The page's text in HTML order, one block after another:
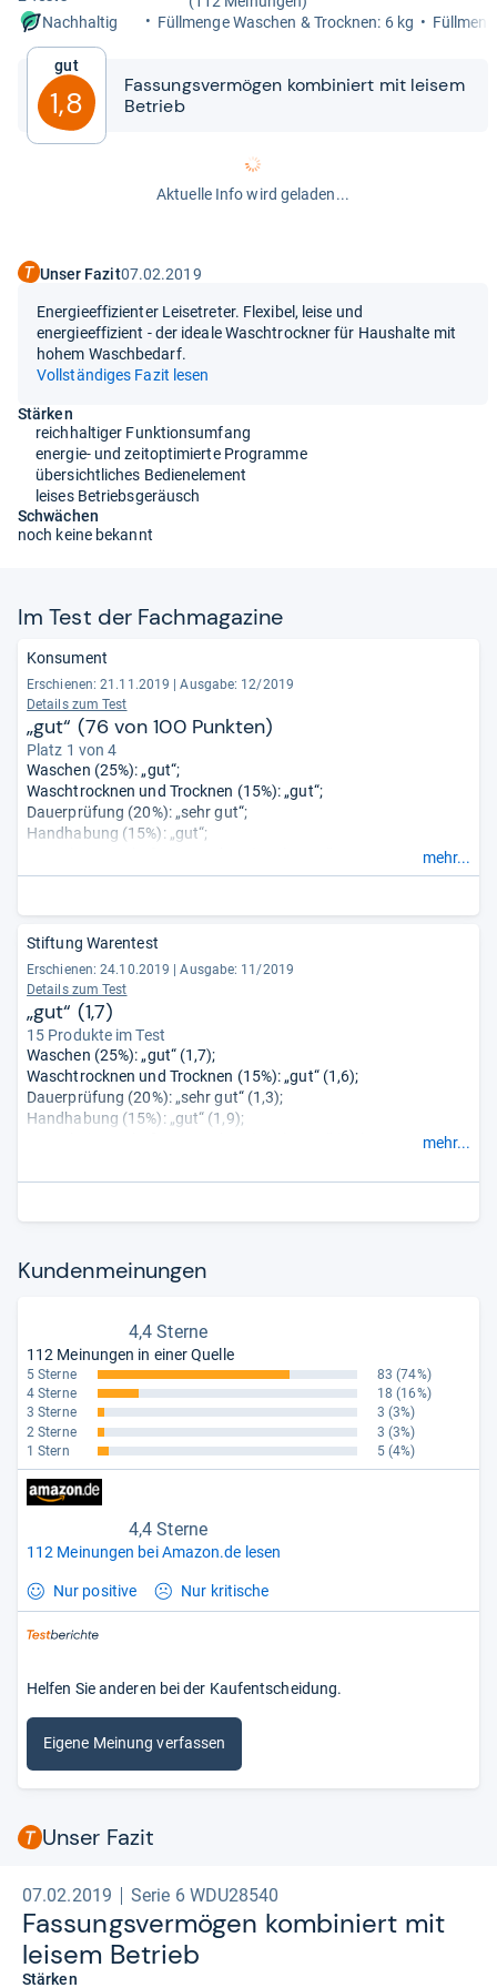
Nachhaltig
Füll­menge Waschen & Trock­nen: 6 kg
Gut
1,8
Fas­sungs­ver­mö­gen kom­bi­niert mit lei­sem
Betrieb
Aktuelle Info wird geladen...
Unser Fazit07.02.2019
Energieeffizienter Leisetreter. Flexibel, leise und
energieeffizient - der ideale Waschtrockner für Haushalte mit
hohem Waschbedarf.
Vollständiges Fazit lesen
Stärken
reichhaltiger Funktionsumfang
energie- und zeitoptimierte Programme
übersichtliches Bedienelement
leises Betriebsgeräusch
Schwächen
noch keine bekannt
Im Test der Fach­ma­ga­zine
Konsument
Erschienen: 21.11.2019
Ausgabe: 12/2019
Details zum Test
„gut“ (76 von 100 Punkten)
Platz 1 von 4
Waschen (25%): „gut“;
Waschtrocknen und Trocknen (15%): „gut“;
Dauerprüfung (20%): „sehr gut“;
Handhabung (15%): „gut“;
Umwelteigenschaften Waschtrocknen/Trocknen (5%):
Schutz vor Wasserschäden (10%): „sehr gut“.
mehr...
Stiftung Warentest
Erschienen: 24.10.2019
Ausgabe: 11/2019
Details zum Test
„gut“ (1,7)
15 Produkte im Test
Waschen (25%): „gut“ (1,7);
Waschtrocknen und Trocknen (15%): „gut“ (1,6);
Dauerprüfung (20%): „sehr gut“ (1,3);
Handhabung (15%): „gut“ (1,9);
„befriedigend“ (2,9);
WD14U540.
mehr...
Kun­den­mei­nun­gen
4,4 Sterne
112 Meinungen in einer Quelle
5 Sterne 83 (74%)
4 Sterne
18 (16%)
3 Sterne
3 (3%)
2 Sterne
3 (3%)
1 Stern
5 (4%)
4,4 Sterne
112 Meinungen bei Amazon.de lesen
Nur positive Nur kritische
Helfen Sie anderen bei der Kaufentscheidung.
Eigene Meinung verfassen
Unser Fazit
07.02.2019 Serie 6 WDU28540
Fas­sungs­ver­mö­gen kom­bi­niert mit
lei­sem Betrieb
Stärken